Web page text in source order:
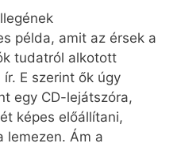
példa, amit az érsek a
tudatról alkotott
E szerint ők úgy
egy CD-lejátszóra,
képes előállítani,
lemezen. Ám a